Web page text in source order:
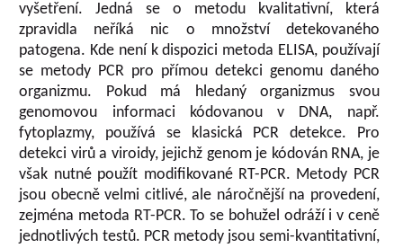
vyšetření. Jedná se o metodu kvalitativní, která
zpravidla neříká nic o množství detekovaného
patogena. Kde není k dispozici metoda ELISA, používají
se metody PCR pro přímou detekci genomu daného
organizmu. Pokud má hledaný organizmus svou
genomovou informaci kódovanou v DNA, např.
fytoplazmy, používá se klasická PCR detekce. Pro
detekci virů a viroidy, jejichž genom je kódován RNA, je
však nutné použít modifikované RT-PCR. Metody PCR
jsou obecně velmi citlivé, ale náročnější na provedení,
zejména metoda RT-PCR. To se bohužel odráží i v ceně
jednotlivých testů. PCR metody jsou semi-kvantitativní,